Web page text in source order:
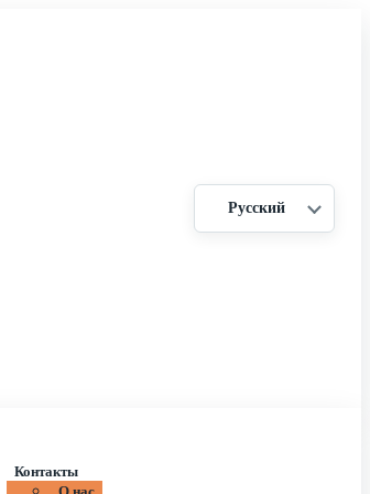
Русский
Контакты